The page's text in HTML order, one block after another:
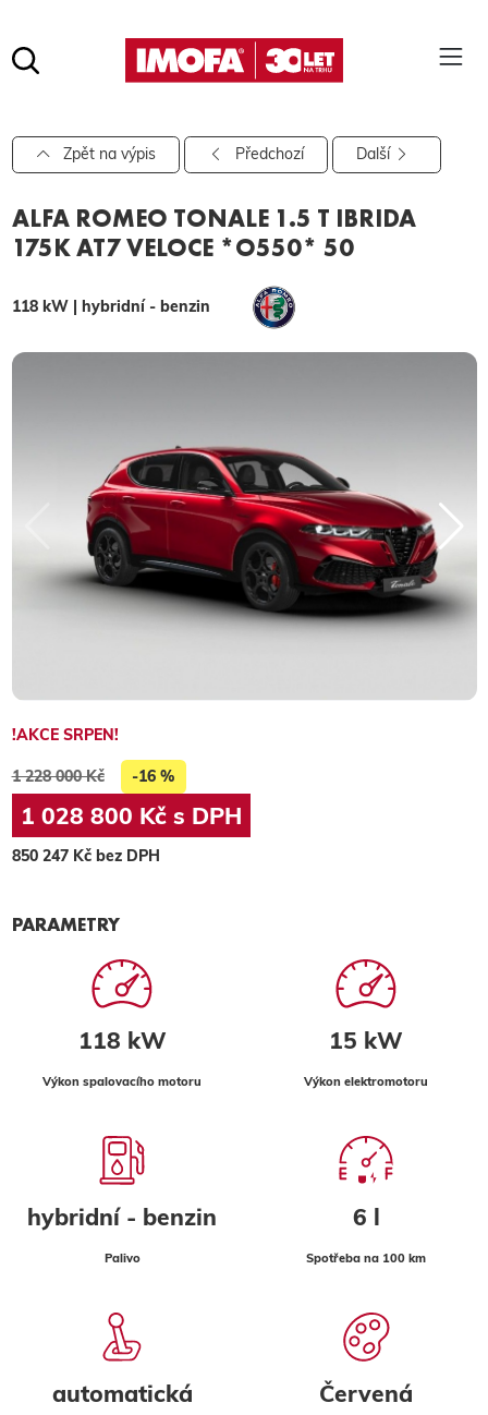
hledat
Pro vyhledávání zadejte alespoň 3 znaky.
Zpět na výpis Předchozí Další
ALFA ROMEO TONALE 1.5 T IBRIDA
175K AT7 VELOCE *O550* 50
118 kW | hybridní - benzin
!AKCE SRPEN!
1 228 000 Kč -16 %
1 028 800 Kč s DPH
850 247 Kč bez DPH
PARAMETRY
118 kW
Výkon spalovacího motoru
15 kW
Výkon elektromotoru
hybridní - benzin
Palivo
6 l
Spotřeba na 100 km
automatická Červená